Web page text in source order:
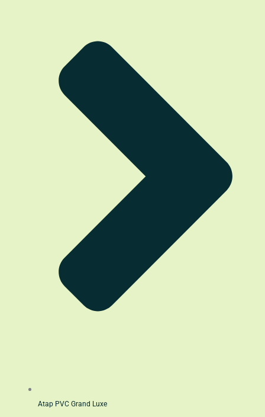
Atap PVC Grand Luxe